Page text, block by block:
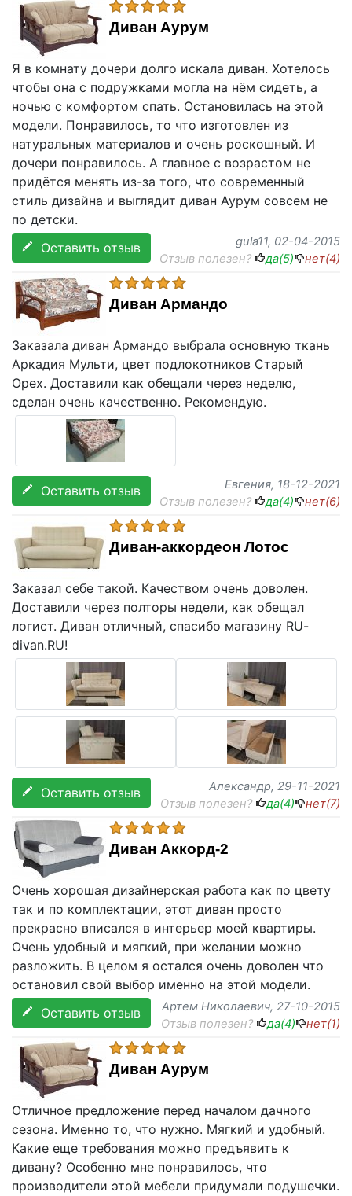
Диван Аурум
Я в комнату дочери долго искала диван. Хотелось
чтобы она с подружками могла на нём сидеть, а
ночью с комфортом спать. Остановилась на этой
модели. Понравилось, то что изготовлен из
натуральных материалов и очень роскошный. И
дочери понравилось. А главное с возрастом не
придётся менять из-за того, что современный
стиль дизайна и выглядит диван Аурум совсем не
по детски.
Оставить отзыв
gula11, 02-04-2015
Отзыв полезен?
да(5) нет(4)
Диван Армандо
Заказала диван Армандо выбрала основную ткань
Аркадия Мульти, цвет подлокотников Старый
Орех. Доставили как обещали через неделю,
сделан очень качественно. Рекомендую.
Оставить отзыв Евгения, 18-12-2021
Отзыв полезен?
да(4) нет(6)
Диван-аккордеон Лотос
Заказал себе такой. Качеством очень доволен.
Доставили через полторы недели, как обещал
логист. Диван отличный, спасибо магазину RU-
divan.RU!
Оставить отзыв Александр, 29-11-2021
Отзыв полезен?
да(4) нет(7)
Диван Аккорд-2
Очень хорошая дизайнерская работа как по цвету
так и по комплектации, этот диван просто
прекрасно вписался в интерьер моей квартиры.
Очень удобный и мягкий, при желании можно
разложить. В целом я остался очень доволен что
остановил свой выбор именно на этой модели.
Оставить отзыв
Артем Николаевич, 27-10-2015
Отзыв полезен?
да(4) нет(1)
Диван Аурум
Отличное предложение перед началом дачного
сезона. Именно то, что нужно. Мягкий и удобный.
Какие еще требования можно предъявить к
дивану? Особенно мне понравилось, что
производители этой мебели придумали подушечки.